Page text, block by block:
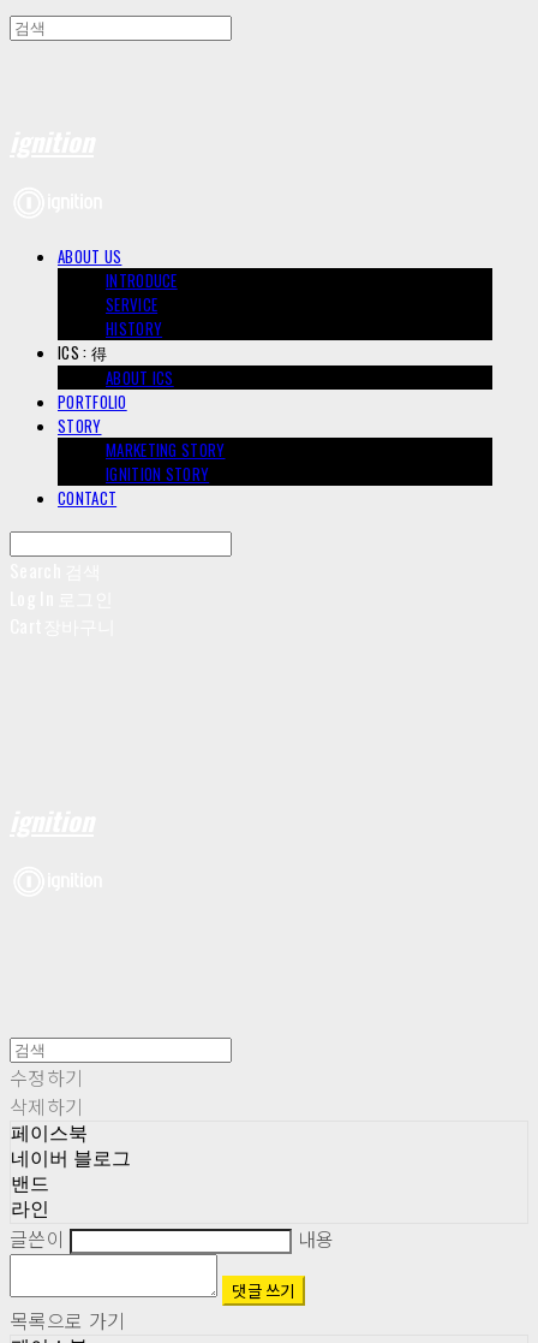
ABOUT US
INTRODUCE
SERVICE
HISTORY
ICS : 得
ABOUT ICS
PORTFOLIO
STORY
MARKETING STORY
IGNITION STORY
CONTACT
수정하기
삭제하기
페이스북
네이버 블로그
밴드
라인
글쓴이 내용
댓글 쓰기
목록으로 가기